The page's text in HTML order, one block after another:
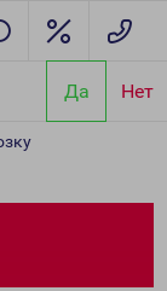
Да Нет